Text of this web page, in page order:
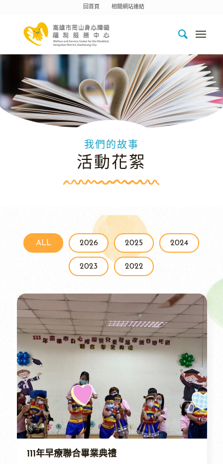
回首頁 相關網站連結
我們的故事
活動花絮
ALL 2026 2025 2024
2023 2022
111年早療聯合畢業典禮